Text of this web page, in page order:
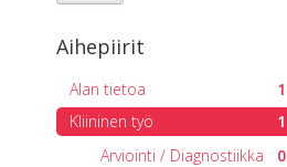
Aihepiirit
1
Alan tietoa
1
Kliininen työ
0
Arviointi / Diagnostiikka